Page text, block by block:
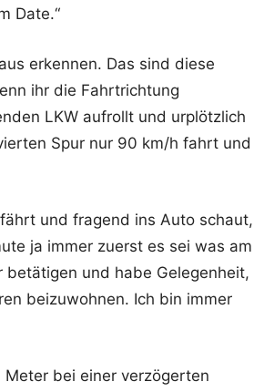
Date.“
erkennen. Das sind diese
ihr die Fahrtrichtung
LKW aufrollt und urplötzlich
Spur nur 90 km/h fahrt und
und fragend ins Auto schaut,
ja immer zuerst es sei was am
und habe Gelegenheit,
beizuwohnen. Ich bin immer
bei einer verzögerten